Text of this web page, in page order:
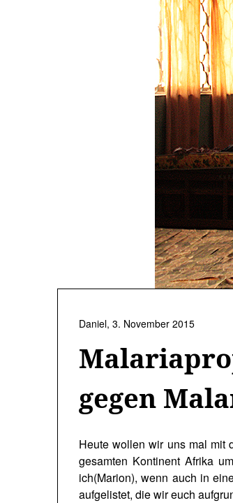
gegen
Daniel, 3. November 2015
Heute wollen wir uns mal mit
gesamten Kontinent Afrika
ich(Marion), wenn auch in
aufgelistet, die wir euch